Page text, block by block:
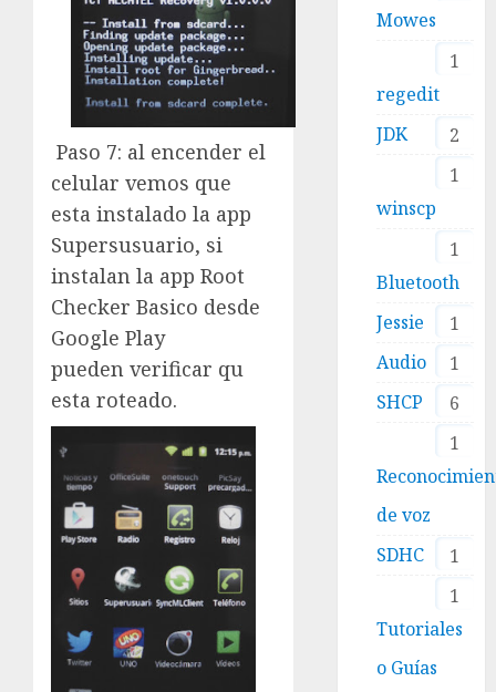
Paso 7: al encender el
celular vemos que
esta instalado la app
Supersusuario, si
instalan la app Root
Checker Basico desde
Google Play
pueden verificar qu
esta roteado.
Mowes
1
regedit
2
JDK
1
winscp
1
Bluetooth
1
Jessie
1
Audio
6
SHCP
1
de voz
1
SDHC
1
Tutoriales
o Guías